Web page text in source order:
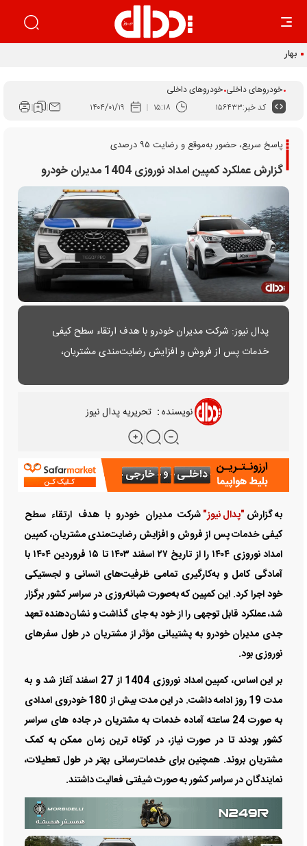
بهار زیان‌ساز خودرو
خودروهای داخلی خودروهای داخلی
کد خبر:۱۵۶۴۳۳ ۱۵:۱۸ ۱۴۰۴/۰۱/۱۹
پاسخ سریع، حضور به‌موقع و رضایت ۹۵ درصدی
گزارش عملکرد کمپین امداد نوروزی 1404 مدیران خودرو
پدال نیوز: شرکت مدیران خودرو با هدف ارتقاء سطح کیفی
خدمات پس از فروش و افزایش رضایت‌مندی مشتریان،
انسانی و لجستیکی خود اجرا کرد....
نویسنده: تحریریه پدال نیوز
به گزارش"پدال نیوز"شرکت مدیران خودرو با هدف ارتقاء سطح
کیفی خدمات پس از فروش و افزایش رضایت‌مندی مشتریان، کمپین
امداد نوروزی ۱۴۰۴ را از تاریخ ۲۷ اسفند ۱۴۰۳ تا ۱۵ فروردین ۱۴۰۴ با
آمادگی کامل و به‌کارگیری تمامی ظرفیت‌های انسانی و لجستیکی
خود اجرا کرد. این کمپین که به‌صورت شبانه‌روزی در سراسر کشور برگزار
شد، عملکرد قابل توجهی را از خود به جای گذاشت و نشان‌دهنده تعهد
جدی مدیران خودرو به پشتیبانی مؤثر از مشتریان در طول سفرهای
نوروزی بود.
بر این اساس، کمپین امداد نوروزی 1404 از 27 اسفند آغاز شد و به
مدت 19 روز ادامه داشت. در این مدت بیش از 180 خودروی امدادی
به صورت 24 ساعته آماده خدمات به مشتریان در جاده های سراسر
کشور بودند تا در صورت نیاز، در کوتاه ترین زمان ممکن به کمک
مشتریان بروند. همچنین برای خدمات‌رسانی بهتر در طول تعطیلات،
نمایندگان در سراسر کشور به صورت شیفتی فعالیت داشتند.